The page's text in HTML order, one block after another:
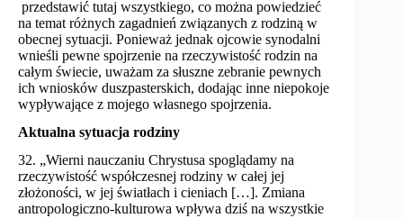
przedstawić tutaj wszystkiego, co można powiedzieć
na temat różnych zagadnień związanych z rodziną w
obecnej sytuacji. Ponieważ jednak ojcowie synodalni
wnieśli pewne spojrzenie na rzeczywistość rodzin na
całym świecie, uważam za słuszne zebranie pewnych
ich wniosków duszpasterskich, dodając inne niepokoje
wypływające z mojego własnego spojrzenia.
Aktualna sytuacja rodziny
32. „Wierni nauczaniu Chrystusa spoglądamy na
rzeczywistość współczesnej rodziny w całej jej
złożoności, w jej światłach i cieniach […]. Zmiana
antropologiczno-kulturowa wpływa dziś na wszystkie